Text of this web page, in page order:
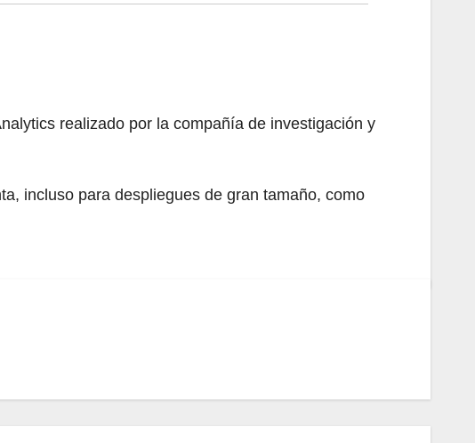
realizado por la compañía de investigación y
incluso para despliegues de gran tamaño, como